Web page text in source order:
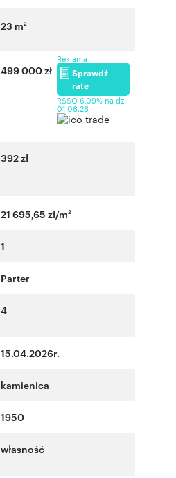
23 m2
499 000 zł
Reklama
Sprawdź
ratę
RSSO 6,09% na dz.
01.06.26
392 zł
21 695,65 zł/m2
1
Parter
4
15.04.2026r.
kamienica
1950
własność